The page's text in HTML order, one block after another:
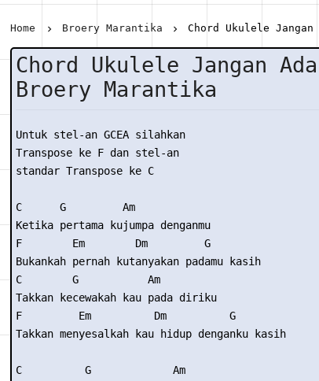
Home Broery Marantika Chord Ukulele Jangan Ada
Chord Ukulele Jangan
Broery Marantika
Untuk stel-an GCEA silahkan
Transpose ke F dan stel-an
standar Transpose ke C
C      G         Am
Ketika pertama kujumpa denganmu
F        Em        Dm         G
Bukankah pernah kutanyakan padamu kasih
C        G           Am
Takkan kecewakah kau pada diriku
F         Em          Dm          G
Takkan menyesalkah kau hidup denganku kasih
C          G             Am